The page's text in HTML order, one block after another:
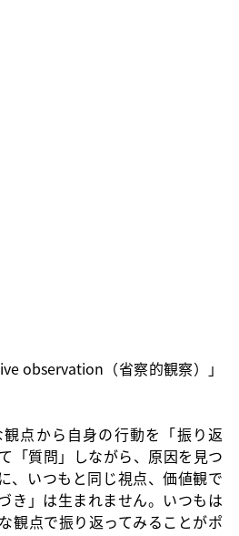
observation（省察的観察）」
点から自身の行動を「振り返
「質問」しながら、原因を見つ
、いつもと同じ視点、価値観で
き」は生まれません。いつもは
観点で振り返ってみることがポ